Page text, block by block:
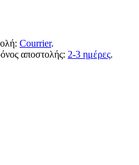
Courrier.
αποστολής: 2-3 ημέρες.